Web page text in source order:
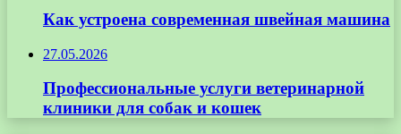
Как устроена современная швейная машина
27.05.2026
Профессиональные услуги ветеринарной
клиники для собак и кошек